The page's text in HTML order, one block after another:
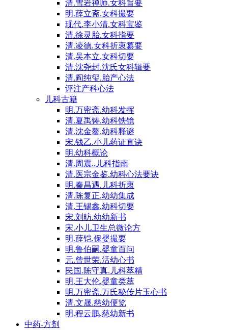
清.雪岩禅师.女科旨要
明.薛立斋.女科撮要
现代.李小清.女科宝鉴
清.徐灵胎.女科指要
清.凌德.女科折衷纂要
清.吴本立.女科切要
清.沈尧封.沈氏女科辑要
清.阎纯玺.胎产心法
评注产科心法
儿科古籍
明.万密斋.幼科发挥
清.夏禹铸.幼科铁镜
清.沈金鳌.幼科释谜
宋.钱乙.小儿药证直诀
明.幼科概论
清.周震..儿科指南
清.医宗金鉴.幼科心法要诀
明.秦昌遇.儿科折衷
清.陈复正.幼幼集成
清.王锡鑫.幼科切要
宋.刘昉.幼幼新书
宋.小儿卫生总微论方
明.薛铠.保婴撮要
明.鲁伯嗣.婴童百问
元.曾世荣.活幼心书
民国.陈守真.儿科萃精
明.王大伦.婴童类萃
明.万密斋.万氏秘传片玉心书
清.文晟.慈幼便览
明.程云鹏.慈幼新书
中药-方剂